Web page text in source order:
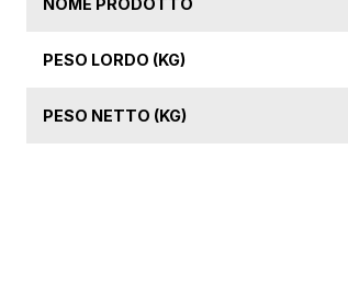
NOME PRODOTTO
PESO LORDO (KG)
PESO NETTO (KG)